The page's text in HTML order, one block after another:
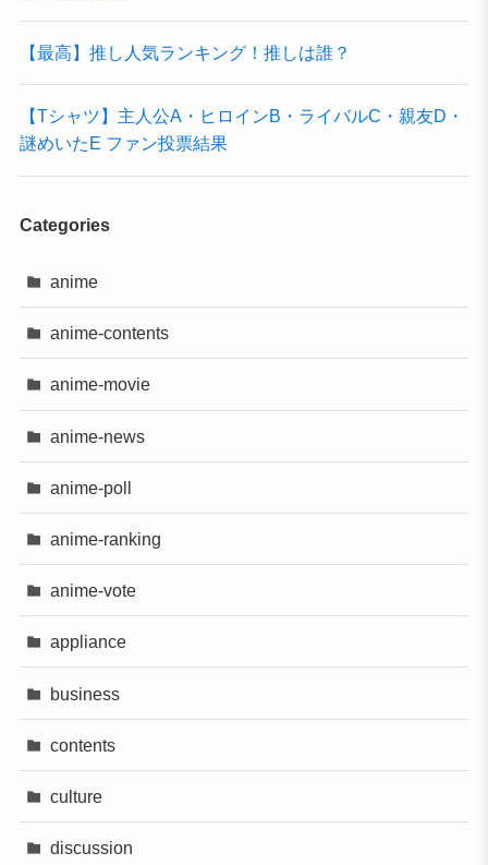
【最高】推し人気ランキング！推しは誰？
【Tシャツ】主人公A・ヒロインB・ライバルC・親友D・
謎めいたE ファン投票結果
Categories
anime
anime-contents
anime-movie
anime-news
anime-poll
anime-ranking
anime-vote
appliance
business
contents
culture
discussion